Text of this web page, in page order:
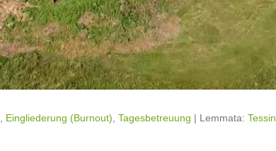
Eingliederung (Burnout) Tagesbetreuung | Lemmata: Tessin